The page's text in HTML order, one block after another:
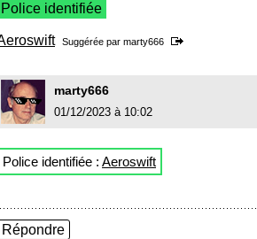
Police identifiée
Suggérée par marty666
marty666
01/12/2023 à 10:02
Police identifiée : Aeroswift
Répondre